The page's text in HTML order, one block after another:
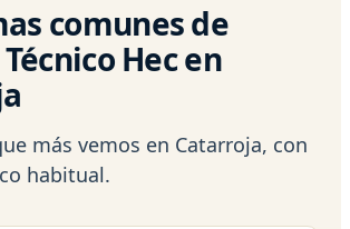
comunes de
Hec en
más vemos en Catarroja, con
habitual.